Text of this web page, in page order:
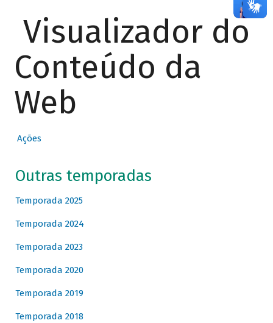
Visualizador do
Conteúdo da
Web
Ações
Outras temporadas
Temporada 2025
Temporada 2024
Temporada 2023
Temporada 2020
Temporada 2019
Temporada 2018